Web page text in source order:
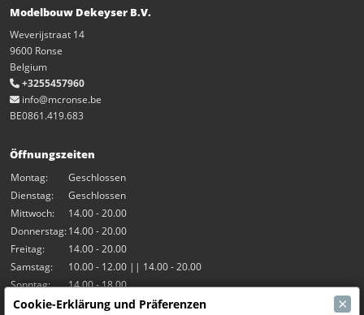
Modelbouw Dekeyser B.V.
Weverijstraat 14
9600 Ronse
Belgium
+3255457960
info@mcronse.be
BE0861.419.683
Öffnungszeiten
Montag:
Geschlossen
Dienstag:
Geschlossen
Mittwoch:
14.00 - 20.00
Donnerstag:14.00 - 20.00
Freitag:
14.00 - 20.00
Samstag:
10.00 - 12.00 || 14.00 - 20.00
Sonntag:
14.00 - 18.00
Cookie-Erklärung und Präferenzen ×